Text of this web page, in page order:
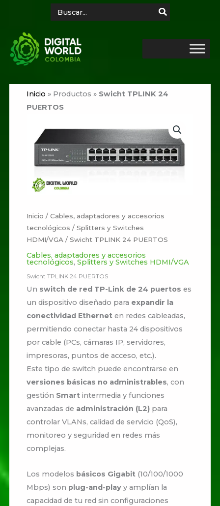
contenido
for:
Inicio » Productos » Swicht TPLINK 24
PUERTOS
Inicio /Cables, adaptadores y accesorios
tecnológicos /Splitters y Switches
HDMI/VGA / Swicht TPLINK 24 PUERTOS
Cables, adaptadores y accesorios
tecnológicos,Splitters y Switches HDMI/VGA
Swicht TPLINK 24 PUERTOS
Un switch de red TP-Link de 24 puertos es
un dispositivo diseñado para expandir la
conectividad Ethernet en redes cableadas,
permitiendo conectar hasta 24 dispositivos
por cable (PCs, cámaras IP, servidores,
impresoras, puntos de acceso, etc.).
Este tipo de switch puede encontrarse en
versiones básicas no administrables, con
gestión Smart intermedia y funciones
avanzadas de administración (L2) para
controlar VLANs, calidad de servicio (QoS),
monitoreo y seguridad en redes más
complejas.
Los modelos básicos Gigabit (10/100/1000
Mbps) son plug-and-play y amplían la
capacidad de tu red sin configuraciones